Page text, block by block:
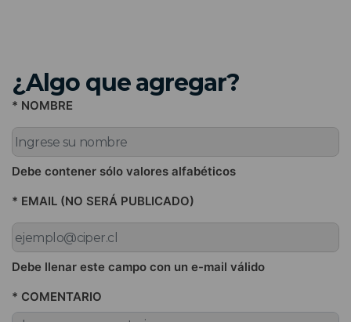
¿Algo que agregar?
* NOMBRE
Debe contener sólo valores alfabéticos
* EMAIL (NO SERÁ PUBLICADO)
Debe llenar este campo con un e-mail válido
* COMENTARIO